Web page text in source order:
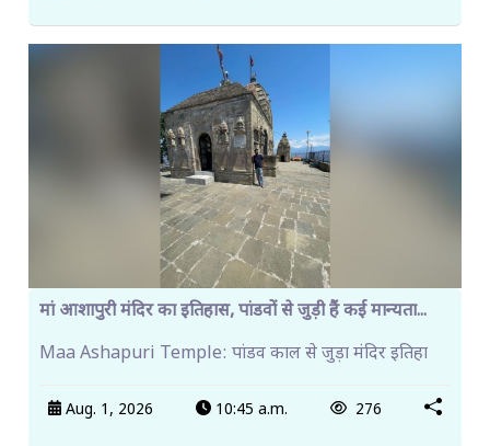
मां आशापुरी मंदिर का इतिहास, पांडवों से जुड़ी हैं कई मान्यता...
Maa Ashapuri Temple: पांडव काल से जुड़ा मंदिर इतिहा
Aug. 1, 2026 10:45 a.m. 276